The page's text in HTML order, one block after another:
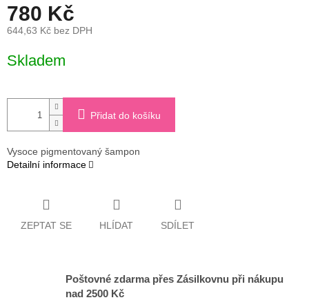
780 Kč
644,63 Kč bez DPH
cena:
Skladem
Přidat do košíku
Vysoce pigmentovaný šampon
Detailní informace
ZEPTAT SE HLÍDAT SDÍLET
Poštovné zdarma přes Zásilkovnu při nákupu
nad 2500 Kč